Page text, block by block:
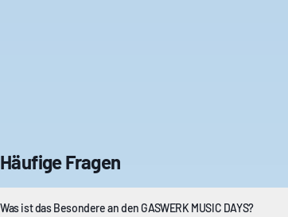
Häufige Fragen
Was ist das Besondere an den GASWERK MUSIC DAYS?